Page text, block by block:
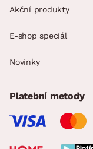
Akční produkty
E-shop speciál
Novinky
Platební metody